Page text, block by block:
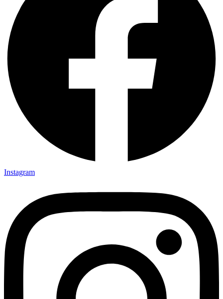
Instagram